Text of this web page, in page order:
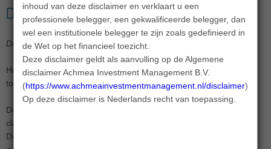
inhoud van deze disclaimer en verklaart u een
professionele belegger, een gekwalificeerde belegger, dan
wel een institutionele belegger te zijn zoals gedefinieerd in
de Wet op het financieel toezicht.
Deze disclaimer geldt als aanvulling op de Algemene
disclaimer Achmea Investment Management B.V.
(https://www.achmeainvestmentmanagement.nl/disclaimer).
Op deze disclaimer is Nederlands recht van toepassing.
Duurzaamheidsinformatie
Deze pagina is gewijzigd op 2 januari 2026
Het Maatschappelijk Verantwoord Beleggen beleid is van
toepassing op dit fonds.
Dit fonds promoot ecologische en/of sociale kenmerken. Hiermee
classificeert dit fonds als artikel 8 onder de Sustainable Finance
Disclosure Regulation (SFDR). De SFDR is een verordening die